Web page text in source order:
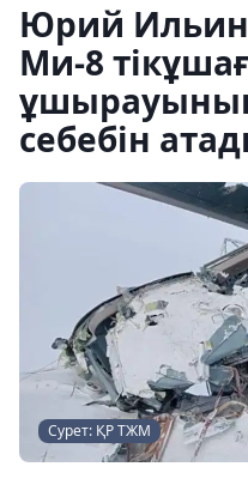
Юрий
Ми-8
себебін
Сурет: ҚР ТЖМ